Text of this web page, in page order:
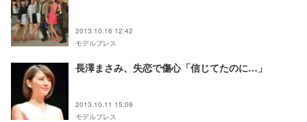
2013.10.16 12:42
モデルプレス
長澤まさみ、失恋で傷心「信じてたのに…」
2013.10.11 15:09
モデルプレス